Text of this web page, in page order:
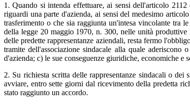
1. Quando si intenda effettuare, ai sensi dell'articolo
riguardi una parte d'azienda, ai sensi del medesimo
trasferimento o che sia raggiunta un'intesa vincolante tra
della legge 20 maggio 1970, n. 300, nelle unità produttive
delle predette rappresentanze aziendali, resta fermo
tramite dell'associazione sindacale alla quale
d'azienda; c) le sue conseguenze giuridiche, economiche
2. Su richiesta scritta delle rappresentanze sindacali o
avviare, entro sette giorni dal ricevimento della predetta
stato raggiunto un accordo.